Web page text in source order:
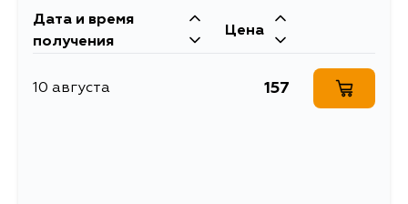
Дата и время
получения
Цена
10 августа 157